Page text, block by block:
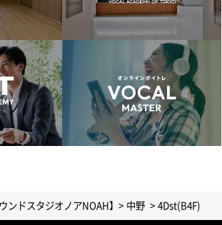
ンドスタジオノアNOAH】 中野 4Dst(B4F)